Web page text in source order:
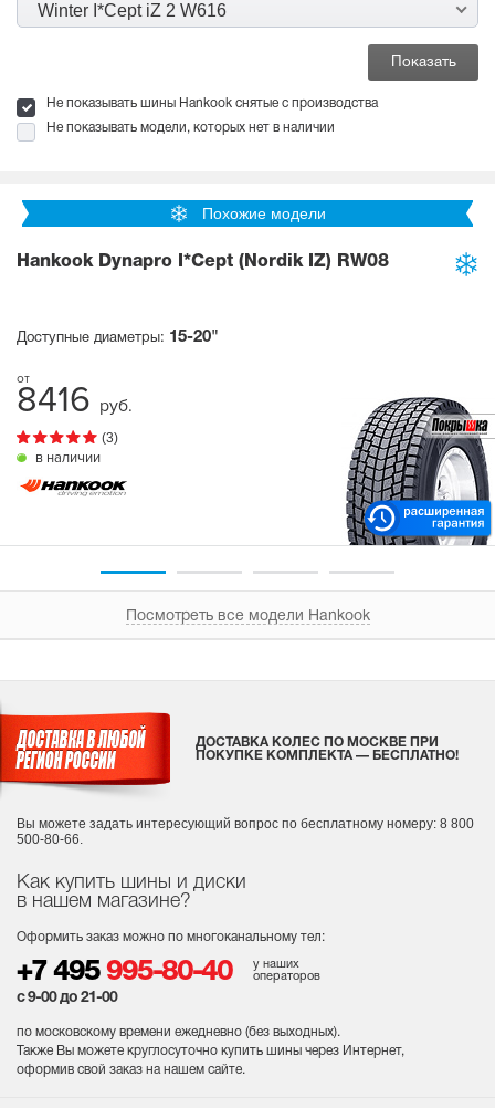
Winter I*Cept iZ 2 W616
Не показывать шины Hankook снятые с производства
Не показывать модели, которых нет в наличии
Похожие модели
Hankook Dynapro I*Cept (Nordik IZ) RW08
Доступные диаметры: 15-20"
8416 руб.
(3)
в наличии
Посмотреть все модели Hankook
Как купить шины и диски
в нашем магазине?
Оформить заказ можно по многоканальному тел:
+7 495 995-80-40
у наших
операторов
с 9-00 до 21-00
по московскому времени ежедневно (без выходных).
Также Вы можете круглосуточно купить шины через Интернет,
оформив свой заказ на нашем сайте.
ДОСТАВКА КОЛЕС ПО МОСКВЕ ПРИ
ПОКУПКЕ КОМПЛЕКТА — БЕСПЛАТНО!
Вы можете задать интересующий вопрос по бесплатному номеру: 8 800
500-80-66.